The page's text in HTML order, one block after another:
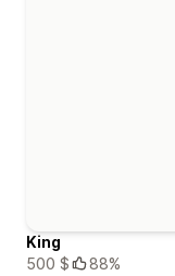
King
500 $
88%